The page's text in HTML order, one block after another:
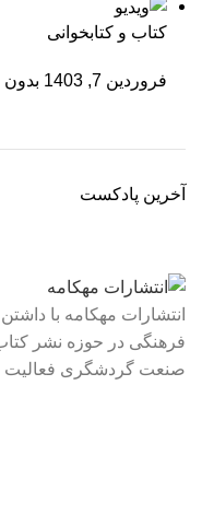
کتاب و کتابخوانی
فروردین 7, 1403 بدون
آخرین پادکست
انتشارات مهکامه با
فرهنگی در حوزه نشر
صنعت گردشگری فعالیت